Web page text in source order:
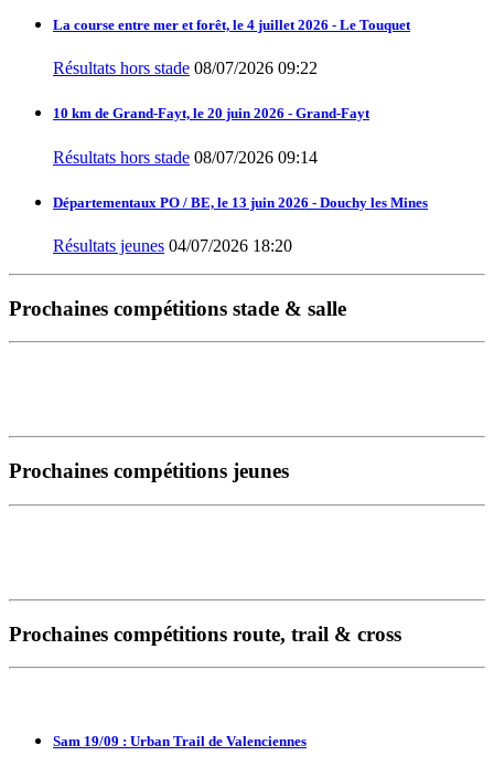
La course entre mer et forêt, le 4 juillet 2026 - Le Touquet
Résultats hors stade 08/07/2026 09:22
10 km de Grand-Fayt, le 20 juin 2026 - Grand-Fayt
Résultats hors stade 08/07/2026 09:14
Départementaux PO / BE, le 13 juin 2026 - Douchy les Mines
Résultats jeunes 04/07/2026 18:20
Prochaines compétitions stade & salle
Prochaines compétitions jeunes
Prochaines compétitions route, trail & cross
Sam 19/09 : Urban Trail de Valenciennes